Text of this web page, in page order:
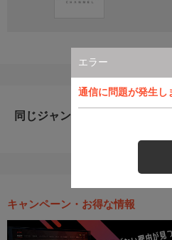
エラー
通信に問題が発生し
同じジャンルのおすすめ番組
キャンペーン・お得な情報